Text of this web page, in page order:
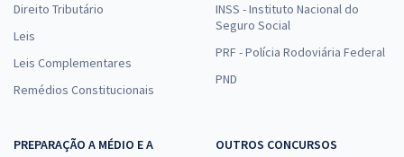
Direito Tributário
Leis
Leis Complementares
Remédios Constitucionais
INSS - Instituto Nacional do
Seguro Social
PRF - Polícia Rodoviária Federal
PND
PREPARAÇÃO A MÉDIO E A
OUTROS CONCURSOS